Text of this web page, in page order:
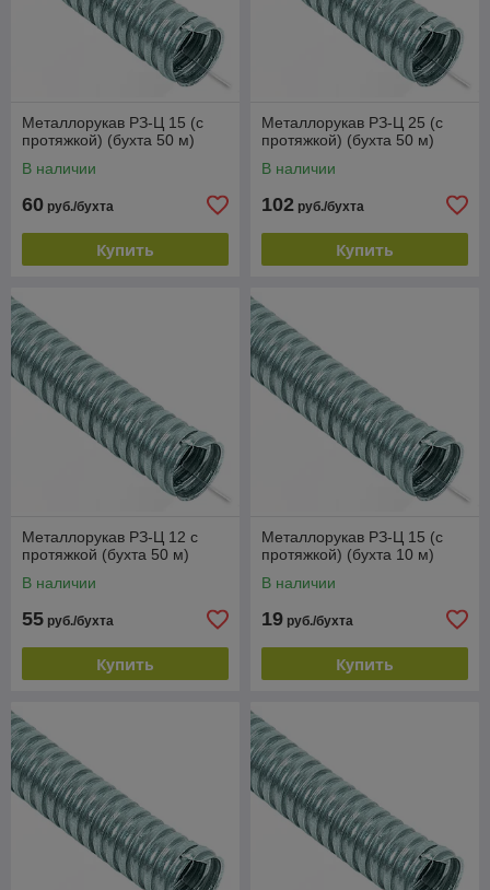
Металлорукав РЗ-Ц 15 (с
протяжкой) (бухта 50 м)
В наличии
60 руб./бухта
Купить
Металлорукав РЗ-Ц 25 (с
протяжкой) (бухта 50 м)
В наличии
102 руб./бухта
Купить
Металлорукав РЗ-Ц 12 с
протяжкой (бухта 50 м)
В наличии
55 руб./бухта
Купить
Металлорукав РЗ-Ц 15 (с
протяжкой) (бухта 10 м)
В наличии
19 руб./бухта
Купить